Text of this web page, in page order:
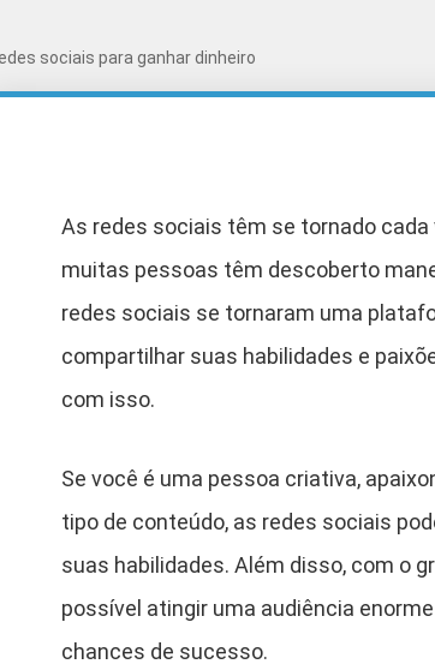
sociais para ganhar dinheiro
As redes sociais têm se tornado
muitas pessoas têm descoberto
redes sociais se tornaram uma
compartilhar suas habilidades e
com isso.
Se você é uma pessoa criativa,
tipo de conteúdo, as redes sociais
suas habilidades. Além disso, com o
possível atingir uma audiência
chances de sucesso.